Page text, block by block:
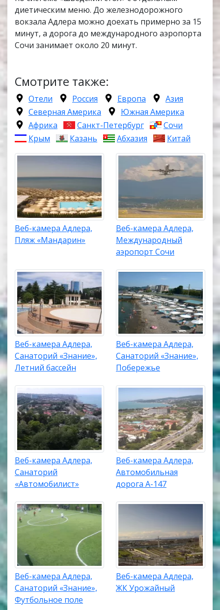
диетическим меню. До железнодорожного
вокзала Адлера можно доехать примерно за 15
минут, а дорога до международного аэропорта
Сочи занимает около 20 минут.
Смотрите также:
Отели Россия Европа
Азия
Северная Америка
Южная Америка
Африка
Санкт-Петербург
Сочи
Крым
Казань Абхазия Китай
Веб-камера Адлера,
Пляж «Мандарин»
Веб-камера Адлера,
Международный
аэропорт Сочи
Веб-камера Адлера,
Санаторий «Знание»,
Летний бассейн
Веб-камера Адлера,
Санаторий «Знание»,
Побережье
Веб-камера Адлера,
Санаторий
«Автомобилист»
Веб-камера Адлера,
Автомобильная
дорога А-147
Веб-камера Адлера,
Санаторий «Знание»,
Футбольное поле
Веб-камера Адлера,
ЖК Урожайный